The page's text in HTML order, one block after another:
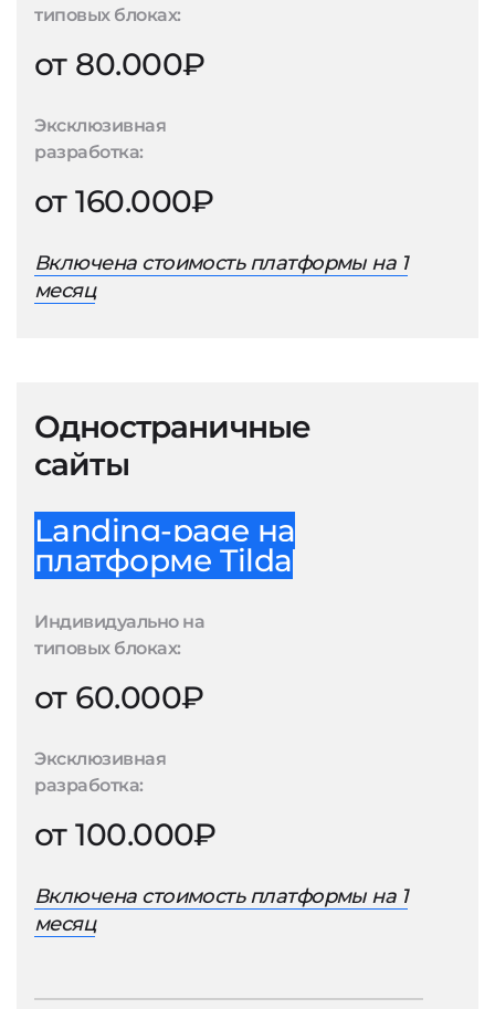
типовых блоках:
от 80.000₽
Эксклюзивная
разработка:
от 160.000₽
Включена стоимость платформы на 1
месяц
Одностраничные
сайты
Landing-page на
платформе Tilda
Индивидуально на
типовых блоках:
от 60.000₽
Эксклюзивная
разработка:
от 100.000₽
Включена стоимость платформы на 1
месяц